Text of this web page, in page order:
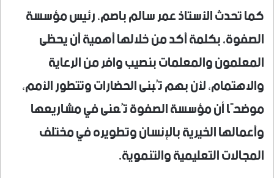
كما تحدث الأستاذ عمر سالم باصم، رئيس مؤسسة
الصفوة، بكلمة أكد من خلالها أهمية أن يحظى
المعلمون والمعلمات بنصيب وافر من الرعاية
والاهتمام، لأن بهم تُبنى الحضارات وتتطور الأمم،
موضحًا أن مؤسسة الصفوة تُعنى في مشاريعها
وأعمالها الخيرية بالإنسان وتطويره في مختلف
المجالات التعليمية والتنموية.